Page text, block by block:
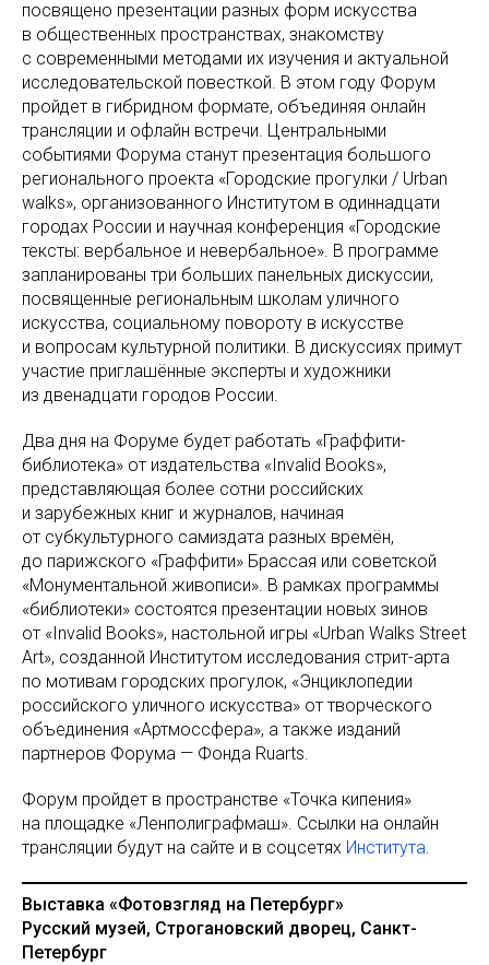
посвящено презентации разных форм искусства
в общественных пространствах, знакомству
с современными методами их изучения и актуальной
исследовательской повесткой. В этом году Форум
пройдет в гибридном формате, объединяя онлайн
трансляции и офлайн встречи. Центральными
событиями Форума станут презентация большого
регионального проекта «Городские прогулки / Urban
walks», организованного Институтом в одиннадцати
городах России и научная конференция «Городские
тексты: вербальное и невербальное». В программе
запланированы три больших панельных дискуссии,
посвященные региональным школам уличного
искусства, социальному повороту в искусстве
и вопросам культурной политики. В дискуссиях примут
участие приглашённые эксперты и художники
из двенадцати городов России.
Два дня на Форуме будет работать «Граффити-
библиотека» от издательства «Invalid Books»,
представляющая более сотни российских
и зарубежных книг и журналов, начиная
от субкультурного самиздата разных времён,
до парижского «Граффити» Брассая или советской
«Монументальной живописи». В рамках программы
«библиотеки» состоятся презентации новых зинов
от «Invalid Books», настольной игры «Urban Walks Street
Art», созданной Институтом исследования стрит-арта
по мотивам городских прогулок, «Энциклопедии
российского уличного искусства» от творческого
объединения «Артмоссфера», а также изданий
партнеров Форума — Фонда Ruarts.
Форум пройдет в пространстве «Точка кипения»
на площадке «Ленполиграфмаш». Ссылки на онлайн
трансляции будут на сайте и в соцсетях Института.
Выставка «Фотовзгляд на Петербург»
Русский музей, Строгановский дворец, Санкт-
Петербург